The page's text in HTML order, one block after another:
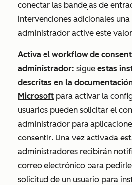
conectar las bandejas de
intervenciones adicionales
administrador active este
Activa el workflow de
administrador: sigue estas
descritas en la
Microsoft para activar la
usuarios pueden solicitar el
administrador para
consentir. Una vez activada
administradores recibirán
correo electrónico para
solicitud de un usuario para